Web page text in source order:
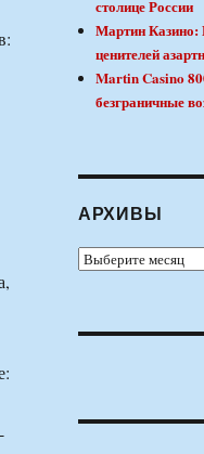
столице России
Мартин
ценителей
Martin Casino
безграничные
АРХИВЫ
Архивы